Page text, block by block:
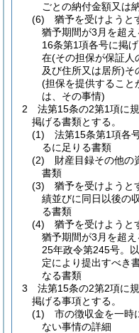
ごとの納付金額又は
(6)
猶予を受けようと
猶予期間が3月を超
16条第1項各号に掲
在(その担保が保証人
及び住所又は居所)そ
(担保を提供すること
は、その事情)
2
法第15条の2第1項に
掲げる書類とする。
(1)
法第15条第1項各
るに足りる書類
(2)
財産目録その他の
書類
(3)
猶予を受けようと
績並びに同日以後の
る書類
(4)
猶予を受けようと
猶予期間が3月を超
25年政令第245号。
定により提出すべき
なる書類
3
法第15条の2第2項に
掲げる事項とする。
(1)
市の徴収金を一時
ない事情の詳細